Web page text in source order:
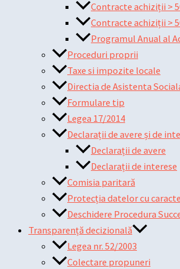
Contracte achiziții >
Contracte achiziții >
Programul Anual al
Proceduri proprii
Taxe si impozite locale
Directia de Asistenta
Formulare tip
Legea 17/2014
Declarații de avere și de
Declarații de avere
Declarații de interese
Comisia paritară
Protecția datelor cu
Deschidere Procedura
Transparență decizională
Legea nr. 52/2003
Colectare propuneri